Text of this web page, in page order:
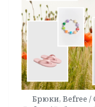
Брюки, Befree /